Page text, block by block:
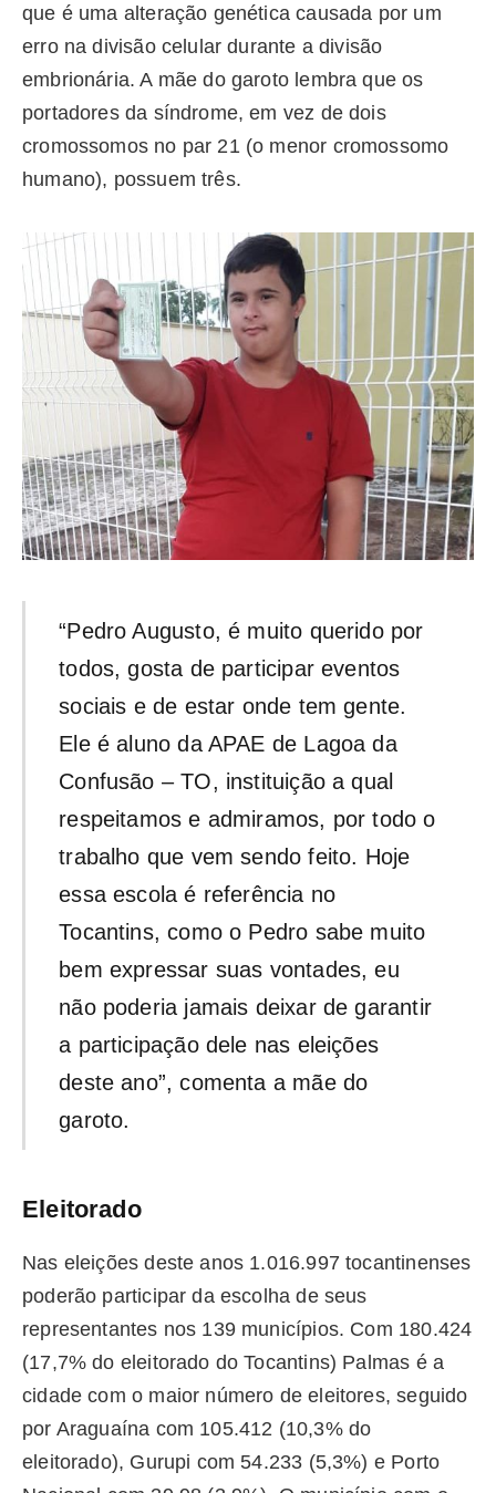
que é uma alteração genética causada por um
erro na divisão celular durante a divisão
embrionária. A mãe do garoto lembra que os
portadores da síndrome, em vez de dois
cromossomos no par 21 (o menor cromossomo
humano), possuem três.
“Pedro Augusto, é muito querido por
todos, gosta de participar eventos
sociais e de estar onde tem gente.
Ele é aluno da APAE de Lagoa da
Confusão – TO, instituição a qual
respeitamos e admiramos, por todo o
trabalho que vem sendo feito. Hoje
essa escola é referência no
Tocantins, como o Pedro sabe muito
bem expressar suas vontades, eu
não poderia jamais deixar de garantir
a participação dele nas eleições
deste ano”, comenta a mãe do
garoto.
Eleitorado
Nas eleições deste anos 1.016.997 tocantinenses
poderão participar da escolha de seus
representantes nos 139 municípios. Com 180.424
(17,7% do eleitorado do Tocantins) Palmas é a
cidade com o maior número de eleitores, seguido
por Araguaína com 105.412 (10,3% do
eleitorado), Gurupi com 54.233 (5,3%) e Porto